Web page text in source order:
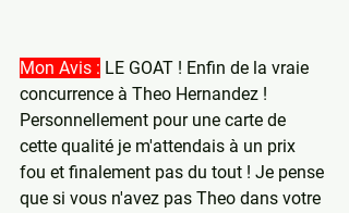
Mon Avis : LE GOAT ! Enfin de la vraie
concurrence à Theo Hernandez !
Personnellement pour une carte de
cette qualité je m'attendais à un prix
fou et finalement pas du tout ! Je pense
que si vous n'avez pas Theo dans votre